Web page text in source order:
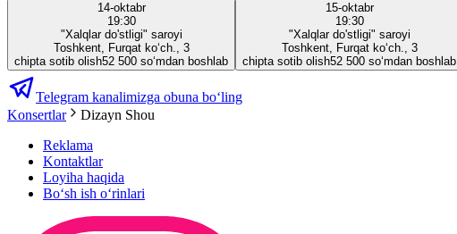
14-oktabr
19:30
"Xalqlar do'stligi" saroyi
Toshkent, Furqat ko‘ch., 3
chipta sotib olish52 500 so‘mdan boshlab
15-oktabr
19:30
"Xalqlar do'stligi" saroyi
Toshkent, Furqat ko‘ch., 3
chipta sotib olish52 500 so‘mdan boshlab
Telegram kanalimizga obuna bo‘ling
Konsertlar
Dizayn Shou
Reklama
Kontaktlar
Loyiha haqida
Bo‘sh ish o‘rinlari